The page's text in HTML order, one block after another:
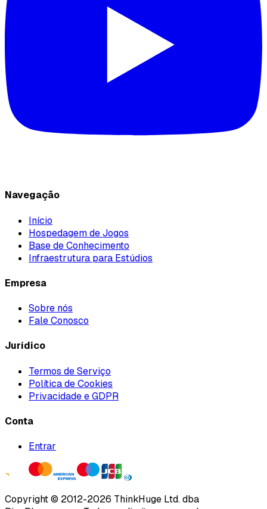
Navegação
Início
Hospedagem de Jogos
Base de Conhecimento
Infraestrutura para Estúdios
Empresa
Sobre nós
Fale Conosco
Jurídico
Termos de Serviço
Política de Cookies
Privacidade e GDPR
Conta
Entrar
Copyright © 2012-2026 ThinkHuge Ltd.dba